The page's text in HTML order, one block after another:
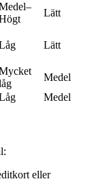
Lätt
Lätt
Medel
Medel
eller